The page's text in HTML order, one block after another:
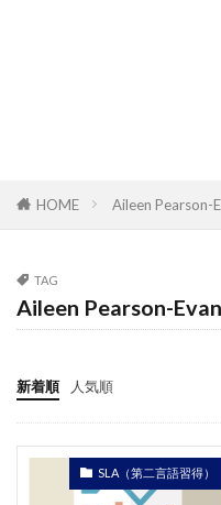
HOME Aileen Pearson-
TAG
Aileen Pearson-
新着順 人気順
SLA（第二言語習得）